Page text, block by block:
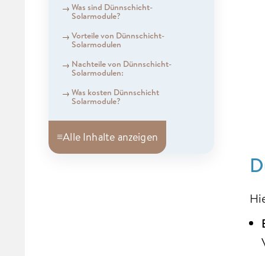
Was sind Dünnschicht-
Solarmodule?
Vorteile von Dünnschicht-
Solarmodulen
Nachteile von Dünnschicht-
Solarmodulen:
Was kosten Dünnschicht
Solarmodule?
≡Alle Inhalte anzeigen